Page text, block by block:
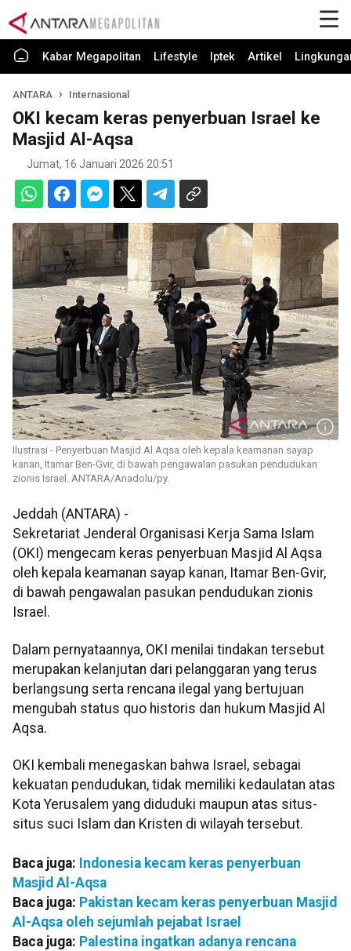
Kabar Megapolitan Lifestyle Iptek Artikel
ANTARA Internasional
OKI kecam keras penyerbuan Israel ke
Masjid Al-Aqsa
Jumat, 16 Januari 2026 20:51
Ilustrasi - Penyerbuan Masjid Al Aqsa oleh kepala keamanan sayap
kanan, Itamar Ben-Gvir, di bawah pengawalan pasukan pendudukan
zionis Israel. ANTARA/Anadolu/py.
Jeddah (ANTARA) -
Sekretariat Jenderal Organisasi Kerja Sama Islam
(OKI) mengecam keras penyerbuan Masjid Al Aqsa
oleh kepala keamanan sayap kanan, Itamar Ben-Gvir,
di bawah pengawalan pasukan pendudukan zionis
Israel.
Dalam pernyataannya, OKI menilai tindakan tersebut
merupakan kelanjutan dari pelanggaran yang terus
berlangsung serta rencana ilegal yang bertujuan
mengubah status quo historis dan hukum Masjid Al
Aqsa.
OKI kembali menegaskan bahwa Israel, sebagai
kekuatan pendudukan, tidak memiliki kedaulatan atas
Kota Yerusalem yang diduduki maupun atas situs-
situs suci Islam dan Kristen di wilayah tersebut.
Baca juga: Indonesia kecam keras penyerbuan
Masjid Al-Aqsa
Baca juga: Pakistan kecam keras penyerbuan Masjid
Al-Aqsa oleh sejumlah pejabat Israel
Baca juga: Palestina ingatkan adanya rencana